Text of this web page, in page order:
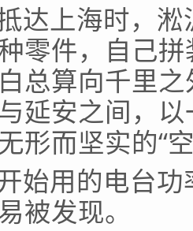
上海时，淞
零件，自己
总算向千里
延安之间，
形而坚实的“
用的电台功
被发现。